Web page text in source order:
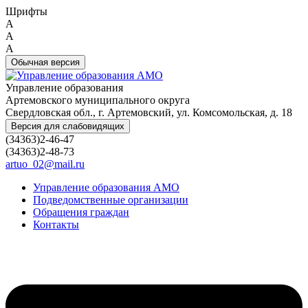
Шрифты
A
A
A
Обычная версия
Управление образования
Артемовского муниципального округа
Свердловская обл., г. Артемовский, ул. Комсомольская, д. 18
Версия для слабовидящих
(34363)2-46-47
(34363)2-48-73
artuo_02@mail.ru
Управление образования АМО
Подведомственные организации
Обращения граждан
Контакты